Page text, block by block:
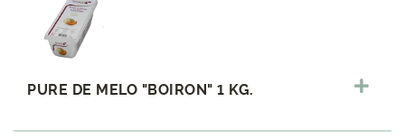
PURE DE MELO "BOIRON" 1 KG.